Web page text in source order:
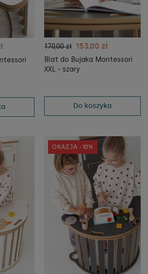
170,00 zł 153,00 zł
Blat do Bujaka Montessori
XXL - szary
Do koszyka
OKAZJA -10%